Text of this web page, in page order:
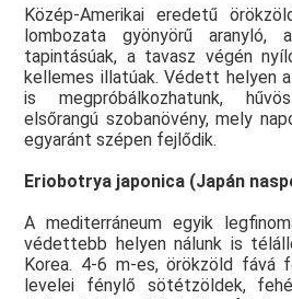
Közép-Amerikai eredetű
lombozata gyönyörű aranyló,
tapintásúak, a tavasz végén
kellemes illatúak. Védett helyen
is megpróbálkozhatunk,
elsőrangú szobanövény, mely
egyaránt szépen fejlődik.
Eriobotrya japonica (Japán
A mediterráneum egyik
védettebb helyen nálunk is
Korea. 4-6 m-es, örökzöld fává
levelei fénylő sötétzöldek,